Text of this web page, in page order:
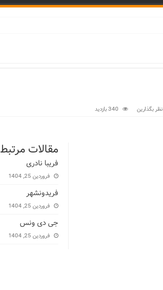
نظر بگذارین 340 بازدید
مقالات مرتبط
فریبا نادری
فروردین 25, 1404
فریدونشهر
فروردین 25, 1404
جی دی ونس
فروردین 25, 1404